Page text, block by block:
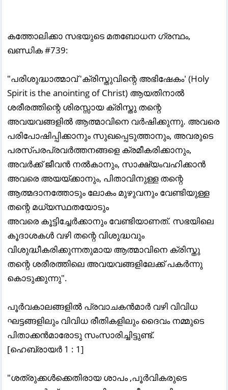
കത്തോലിക്കാ സഭയുടെ മതബോധന ഗ്രന്ഥം,
ഖണ്ഡിക #739:
"പരിശുദ്ധാത്മാവ് 'ക്രിസ്തുവിന്റെ അഭിഷേകം' (Holy
Spirit is the anointing of Christ) ആയതിനാൽ
ശരീരത്തിന്റെ ശിരസ്സായ ക്രിസ്തു തന്റെ
അവയവങ്ങളിൽ ആത്മാവിനെ വർഷിക്കുന്നു. അവരെ
പരിപോഷിപ്പിക്കാനും സുഖപ്പെടുത്താനും, അവരുടെ
പരസ്പരപ്രവർത്തനങ്ങളെ ക്രമീകരിക്കാനും,
അവർക്ക് ജീവൻ നൽകാനും, സാക്ഷ്യംവഹിക്കാൻ
അവരെ അയയ്ക്കാനും, പിതാവിനുള്ള തന്റെ
ആത്മദാനത്തോടും ലോകം മുഴുവനും വേണ്ടിയുള്ള
തന്റെ മധ്യസ്ഥതയോടും
അവരെ കൂട്ടിച്ചേർക്കാനും വേണ്ടിയാണത്. സഭയിലെ
കൂദാശകൾ വഴി തന്റെ വിശുദ്ധവും
വിശുദ്ധീകരിക്കുന്നതുമായ ആത്മാവിനെ ക്രിസ്തു
തന്റെ ശരീരത്തിലെ അവയവങ്ങളിലേക്ക് പകർന്നു
കൊടുക്കുന്നു".
പൂര്വകാലങ്ങളില് പ്രവാചകന്മാര് വഴി വിവിധ
ഘട്ടങ്ങളിലും വിവിധ രീതികളിലും ദൈവം നമ്മുടെ
പിതാക്കന്മാരോടു സംസാരിച്ചിട്ടുണ്ട്‌.
[ഹെബ്രായര് 1 : 1]
"ശത്രുക്കൾക്കെതിരായ ശാപം ,പൂർവികരുടെ